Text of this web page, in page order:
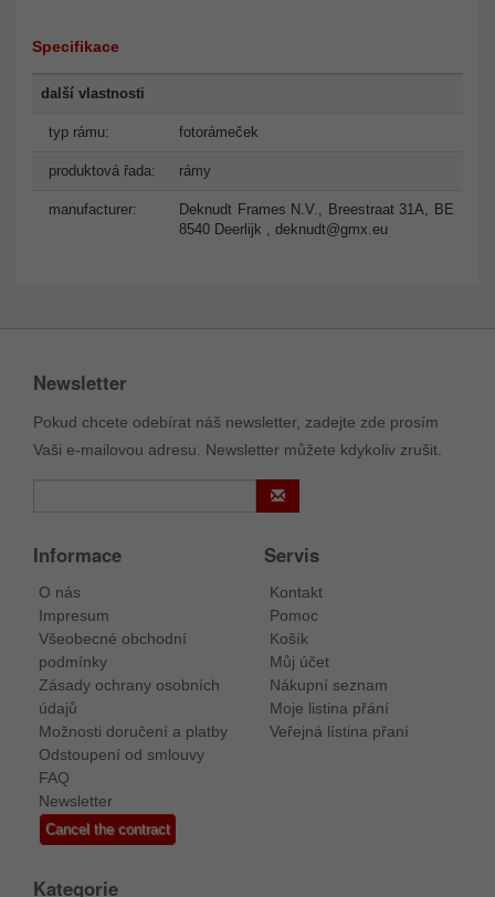
Specifikace
další vlastnosti
typ rámu: fotorámeček
produktová řada: rámy
manufacturer:
Deknudt Frames N.V., Breestraat 31A, BE
8540 Deerlijk , deknudt@gmx.eu
Newsletter
Pokud chcete odebírat náš newsletter, zadejte zde prosím
Vaši e-mailovou adresu. Newsletter můžete kdykoliv zrušit.
Informace
O nás
Impresum
Všeobecné obchodní
podmínky
Zásady ochrany osobních
údajů
Možnosti doručení a platby
Odstoupení od smlouvy
FAQ
Newsletter
Cancel the contract
Servis
Kontakt
Pomoc
Košík
Můj účet
Nákupní seznam
Moje listina přání
Veřejná lístina přaní
Kategorie